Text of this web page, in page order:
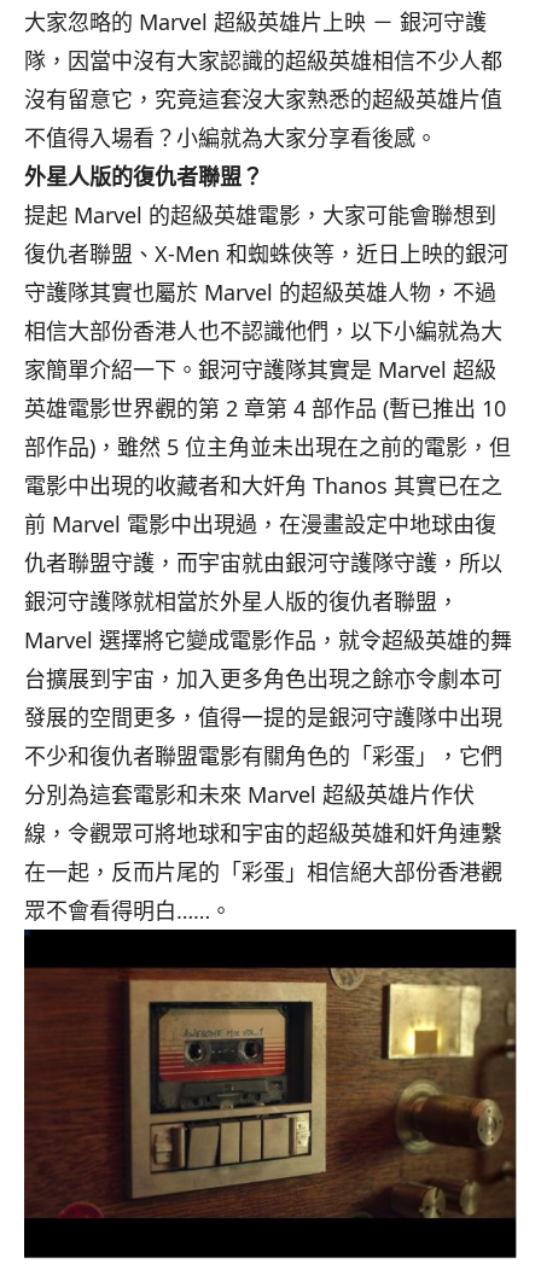
大家忽略的 Marvel 超級英雄片上映 － 銀河守護
隊， 因當中沒有大家認識的超級英雄相信不少人都
沒有留意它， 究竟這套沒大家熟悉的超級英雄片值
不值得入場看？小編就為大家分享看後感。
外星人版的復仇者聯盟？
提起 Marvel 的超級英雄電影，大家可能會聯想到
復仇者聯盟、X-Men 和蜘蛛俠等，近日上映的銀河
守護隊其實也屬於 Marvel 的超級英雄人物，不過
相信大部份香港人也不認識他們， 以下小編就為大
家簡單介紹一下。銀河守護隊其實是 Marvel 超級
英雄電影世界觀的第 2 章第 4 部作品 (暫已推出 10
部作品)，雖然 5 位主角並未出現在之前的電影，但
電影中出現的收藏者和大奸角 Thanos 其實已在之
前 Marvel 電影中出現過，在漫畫設定中地球由復
仇者聯盟守護， 而宇宙就由銀河守護隊守護， 所以
銀河守護隊就相當於外星人版的復仇者聯盟，
Marvel 選擇將它變成電影作品，就令超級英雄的舞
台擴展到宇宙， 加入更多角色出現之餘亦令劇本可
發展的空間更多， 值得一提的是銀河守護隊中出現
不少和復仇者聯盟電影有關角色的「彩蛋」，它們
分別為這套電影和未來 Marvel 超級英雄片作伏
線， 令觀眾可將地球和宇宙的超級英雄和奸角連繫
在一起，反而片尾的「彩蛋」相信絕大部份香港觀
眾不會看得明白……。